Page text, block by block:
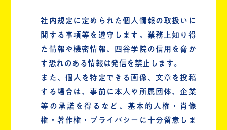
社内規定に定められた個人情報の取扱いに
関する事項等を遵守します。業務上知り得
た情報や機密情報、四谷学院の信用を脅か
す恐れのある情報は発信を禁止します。
また、個人を特定できる画像、文章を投稿
する場合は、事前に本人や所属団体、企業
等の承諾を得るなど、基本的人権・肖像
権・著作権・プライバシーに十分留意しま